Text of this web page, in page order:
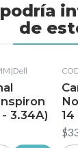
de
|Dell
3.34A)
14